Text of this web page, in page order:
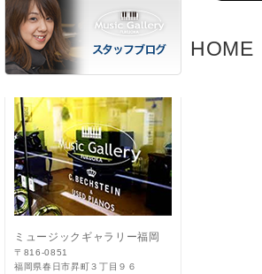
HOME
ミュージックギャラリー福岡
〒816-0851
福岡県春日市昇町３丁目９６